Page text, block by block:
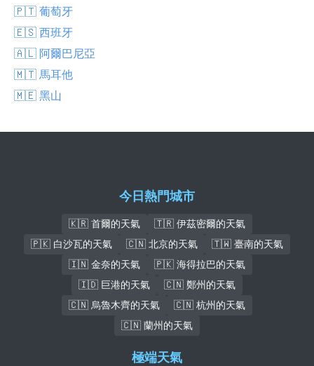
🇵🇹 葡萄牙
🇪🇸 西班牙
🇦🇱 阿爾巴尼亞
🇲🇹 馬耳他
🇲🇪 黑山
今日熱門城市
🇰🇷 首爾的天氣
🇹🇷 伊茲密爾的天氣
🇵🇰 白沙瓦的天氣
🇨🇳 北京的天氣
🇹🇼 臺南的天氣
🇮🇳 金奈的天氣
🇵🇰 海得拉巴的天氣
🇮🇩 巨港的天氣
🇨🇳 鄭州的天氣
🇨🇳 烏魯木齊的天氣
🇨🇳 杭州的天氣
🇨🇳 蘭州的天氣
極端天氣